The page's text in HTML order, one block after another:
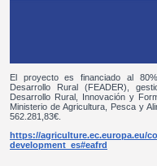
El proyecto es financiado al
Desarrollo Rural (FEADER),
Desarrollo Rural, Innovación y
Ministerio de Agricultura, Pesca y
562.281,83€.
https://agriculture.ec.europa.eu/
development_es#eafrd